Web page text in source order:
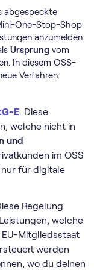
abgespeckte
One-Stop-Shop
anzumelden.
Ursprung vom
In diesem OSS-
Verfahren:
E: Diese
welche nicht in
und
im OSS
nur für digitale
Regelung
welche
Mitgliedsstaat
werden
wo du deinen